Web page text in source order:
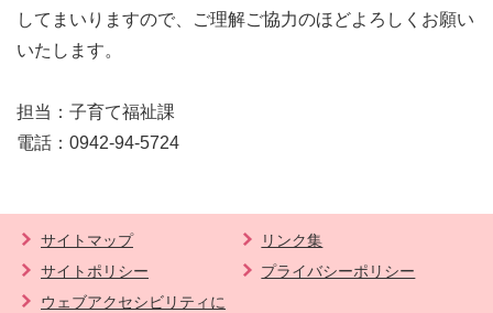
してまいりますので、ご理解ご協力のほどよろしくお願い
いたします。
担当：子育て福祉課
電話：0942-94-5724
サイトマップ
リンク集
サイトポリシー
プライバシーポリシー
ウェブアクセシビリティに